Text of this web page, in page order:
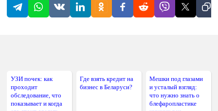
УЗИ почек: как
проходит
обследование, что
показывает и когда
Где взять кредит на
бизнес в Беларуси?
Мешки под глазами
и усталый взгляд:
что нужно знать о
блефаропластике